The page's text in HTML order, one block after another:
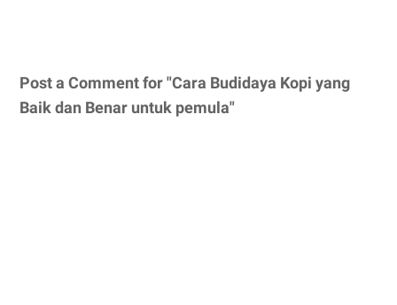
Post a Comment for "Cara Budidaya Kopi yang
Baik dan Benar untuk pemula"